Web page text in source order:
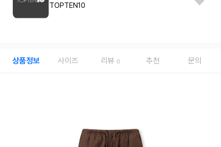
TOPTEN10
상품정보 사이즈 리뷰 0 추천 문의